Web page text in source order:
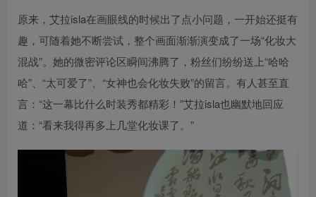
原来，艾拉isla在画眼线的时候出了点小问题，一开始还挺有
趣，可随着她不断尝试，整个画面渐渐演变成了一场“化妆大
混战”。她的微密评论区瞬间沸腾了，粉丝们纷纷送上“哈哈
哈”、“太可爱了”、“女神也会化妆失败”的留言。有人甚至直
言：“这一幕比什么时装秀都精彩！”艾拉isla也幽默地回应
道：“看来我得再多上几堂化妆课了。”